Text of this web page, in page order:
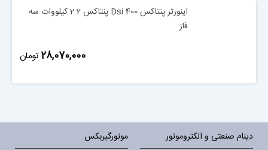
اینورتر پنتاکس Dsi 400 پنتاکس 2.2 کیلووات سه
فاز
‎28,070,000تومان
دینام صنعتی و الکتروموتور
موتورگیربکس